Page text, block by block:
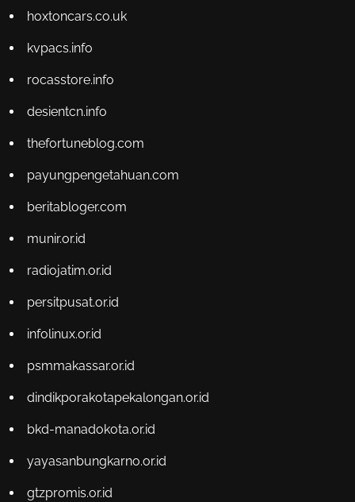
hoxtoncars.co.uk
kvpacs.info
rocasstore.info
desientcn.info
thefortuneblog.com
payungpengetahuan.com
beritabloger.com
munir.or.id
radiojatim.or.id
persitpusat.or.id
infolinux.or.id
psmmakassar.or.id
dindikporakotapekalongan.or.id
bkd-manadokota.or.id
yayasanbungkarno.or.id
gtzpromis.or.id